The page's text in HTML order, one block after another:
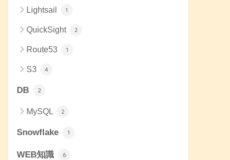
Lightsail 1
QuickSight 2
Route53 1
S3 4
DB 2
MySQL 2
Snowflake 1
WEB知識 6